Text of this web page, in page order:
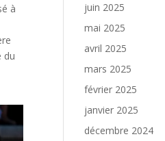
à
du
juin 2025
mai 2025
avril 2025
mars 2025
février 2025
janvier 2025
décembre 2024